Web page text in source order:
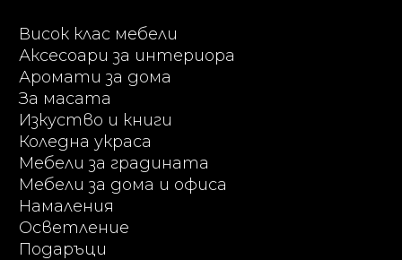
Висок клас мебели
Аксесоари за интериора
Аромати за дома
За масата
Изкуство и книги
Коледна украса
Мебели за градината
Мебели за дома и офиса
Намаления
Осветление
Подаръци